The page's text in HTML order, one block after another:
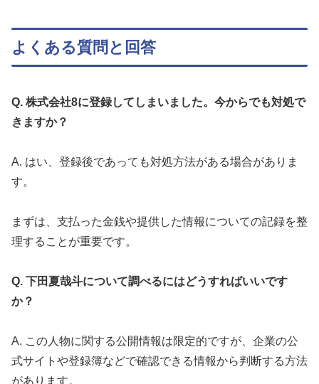
よくある質問と回答
Q. 株式会社8に登録してしまいました。今からでも対処で
きますか？
A. はい、登録後であっても対処方法がある場合がありま
す。
まずは、支払った金銭や提供した情報についての記録を整
理することが重要です。
Q. 下田夏哉斗について調べるにはどうすればいいです
か？
A. この人物に関する公開情報は限定的ですが、企業の公
式サイトや登録簿などで確認できる情報から判断する方法
があります。